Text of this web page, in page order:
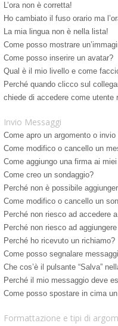
L’ora non è corretta!
Ho cambiato il fuso orario ma
La mia lingua non è nella lista!
Come posso mostrare
Come posso inserire un avatar?
Qual è il mio livello e come
Perché quando clicco sul
chiede di accedere come utente
Invio Messaggi
Come apro un argomento o
Come modifico o cancello un
Come aggiungo una firma ai
Come creo un sondaggio?
Perché non è possibile
Come modifico o cancello un
Perché non riesco ad accedere
Perché non riesco ad
Perché ho ricevuto un richiamo?
Come posso segnalare
Che cos’è il pulsante “Salva”
Perché il mio messaggio deve
Come posso spostare in cima
Formattazione e tipi di